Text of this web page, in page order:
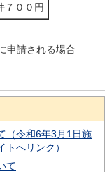
７００円
申請される場合
（令和6年3月1日施
へリンク）
て